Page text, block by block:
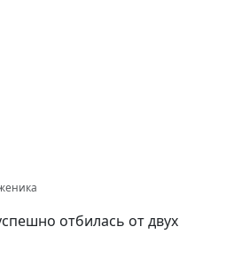
отбилась от двух